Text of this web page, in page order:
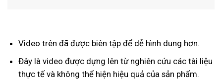
Video trên đã được biên tập để dễ hình dung hơn.
Đây là video được dựng lên từ nghiên cứu các tài liệu
thực tế và không thể hiện hiệu quả của sản phẩm.